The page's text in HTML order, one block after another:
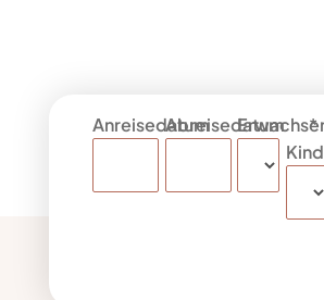
AnreisedatumAbreisedatum
*